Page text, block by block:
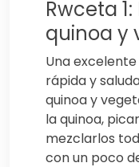
Rwceta
quinoa y
Una
rápida y
quinoa y
la quinoa,
mezclarlos
con un poco